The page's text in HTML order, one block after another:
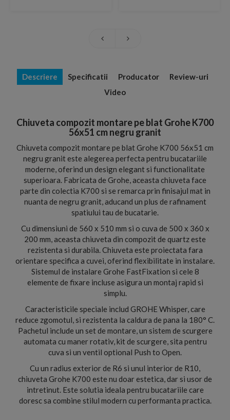
Descriere Specificatii Producator
Review-uri
Video
Chiuveta compozit montare pe blat Grohe K700
56x51 cm negru granit
Chiuveta compozit montare pe blat Grohe K700 56x51 cm
negru granit este alegerea perfecta pentru bucatariile
moderne, oferind un design elegant si functionalitate
superioara. Fabricata de Grohe, aceasta chiuveta face
parte din colectia K700 si se remarca prin finisajul mat in
nuanta de negru granit, aducand un plus de rafinament
spatiului tau de bucatarie.
Cu dimensiuni de 560 x 510 mm si o cuva de 500 x 360 x
200 mm, aceasta chiuveta din compozit de quartz este
rezistenta si durabila. Chiuveta este proiectata fara
orientare specifica a cuvei, oferind flexibilitate in instalare.
Sistemul de instalare Grohe FastFixation si cele 8
elemente de fixare incluse asigura un montaj rapid si
simplu.
Caracteristicile speciale includ GROHE Whisper, care
reduce zgomotul, si rezistenta la caldura de pana la 180° C.
Pachetul include un set de montare, un sistem de scurgere
automata cu maner rotativ, kit de scurgere, sita pentru
cuva si un ventil optional Push to Open.
Cu un radius exterior de R6 si unul interior de R10,
chiuveta Grohe K700 este nu doar estetica, dar si usor de
intretinut. Este solutia ideala pentru bucatariile care
doresc sa combine stilul modern cu performanta practica.